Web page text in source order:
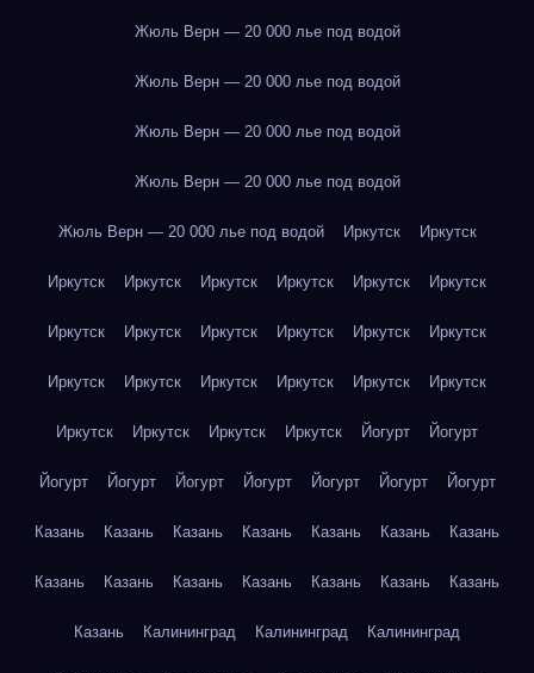
Жюль Верн — 20 000 лье под водой
Жюль Верн — 20 000 лье под водой
Жюль Верн — 20 000 лье под водой
Жюль Верн — 20 000 лье под водой
Жюль Верн — 20 000 лье под водой Иркутск Иркутск
Иркутск Иркутск Иркутск Иркутск Иркутск Иркутск
Иркутск Иркутск Иркутск Иркутск Иркутск Иркутск
Иркутск Иркутск Иркутск Иркутск Иркутск Иркутск
Иркутск Иркутск Иркутск Иркутск Йогурт Йогурт
Йогурт Йогурт Йогурт Йогурт Йогурт Йогурт Йогурт
Казань Казань Казань Казань Казань Казань Казань
Казань Казань Казань Казань Казань Казань Казань
Казань Калининград Калининград Калининград